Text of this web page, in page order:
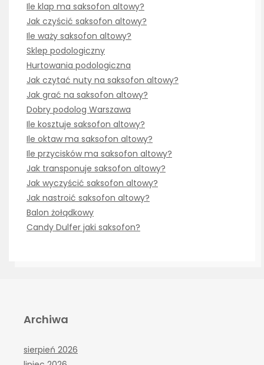
Ile klap ma saksofon altowy?
Jak czyścić saksofon altowy?
Ile waży saksofon altowy?
Sklep podologiczny
Hurtowania podologiczna
Jak czytać nuty na saksofon altowy?
Jak grać na saksofon altowy?
Dobry podolog Warszawa
Ile kosztuje saksofon altowy?
Ile oktaw ma saksofon altowy?
Ile przycisków ma saksofon altowy?
Jak transponuje saksofon altowy?
Jak wyczyścić saksofon altowy?
Jak nastroić saksofon altowy?
Balon żołądkowy
Candy Dulfer jaki saksofon?
Archiwa
sierpień 2026